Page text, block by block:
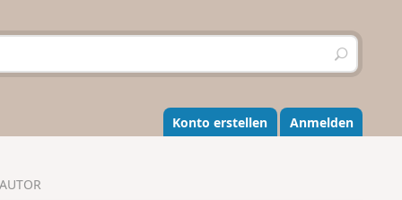
S
u
h
e
n
Konto erstellen Anmelden
AUTOR